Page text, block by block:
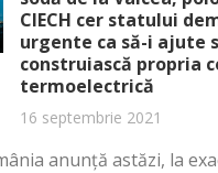
CIECH cer statului
urgente ca să-i ajute
construiască propria
termoelectrică
16 septembrie 2021
anunță astăzi, la